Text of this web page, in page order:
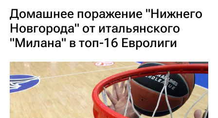
Домашнее поражение "Нижнего
Новгорода" от итальянского
"Милана" в топ-16 Евролиги